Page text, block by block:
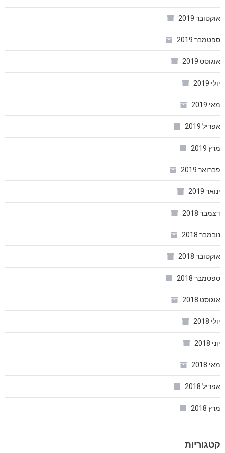
אוקטובר 2019
ספטמבר 2019
אוגוסט 2019
יולי 2019
מאי 2019
אפריל 2019
מרץ 2019
פברואר 2019
ינואר 2019
דצמבר 2018
נובמבר 2018
אוקטובר 2018
ספטמבר 2018
אוגוסט 2018
יולי 2018
יוני 2018
מאי 2018
אפריל 2018
מרץ 2018
קטגוריות